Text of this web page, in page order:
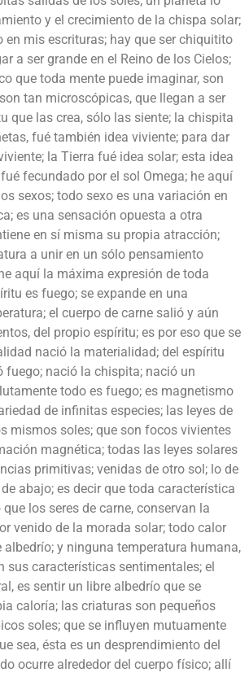
y el crecimiento de la chispa solar;
en mis escrituras; hay que ser chiquitito
a ser grande en el Reino de los Cielos;
que toda mente puede imaginar, son
tan microscópicas, que llegan a ser
que las crea, sólo las siente; la chispita
fué también idea viviente; para dar
la Tierra fué idea solar; esta idea
fecundado por el sol Omega; he aquí
sexos; todo sexo es una variación en
es una sensación opuesta a otra
en sí misma su propia atracción;
a unir en un sólo pensamiento
aquí la máxima expresión de toda
es fuego; se expande en una
el cuerpo de carne salió y aún
del propio espíritu; es por eso que se
nació la materialidad; del espíritu
fuego; nació la chispita; nació un
todo es fuego; es magnetismo
de infinitas especies; las leyes de
mismos soles; que son focos vivientes
magnética; todas las leyes solares
primitivas; venidas de otro sol; lo de
abajo; es decir que toda característica
que los seres de carne, conservan la
venido de la morada solar; todo calor
albedrío; y ninguna temperatura humana,
sus características sentimentales; el
es sentir un libre albedrío que se
caloría; las criaturas son pequeños
soles; que se influyen mutuamente
sea, ésta es un desprendimiento del
ocurre alrededor del cuerpo físico; allí